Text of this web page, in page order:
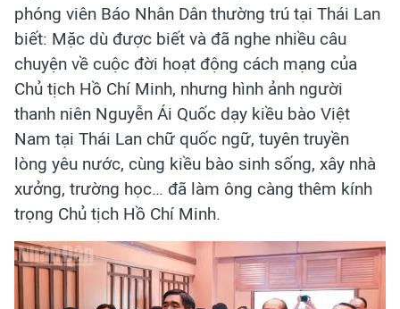
phóng viên Báo Nhân Dân thường trú tại Thái Lan
biết: Mặc dù được biết và đã nghe nhiều câu
chuyện về cuộc đời hoạt động cách mạng của
Chủ tịch Hồ Chí Minh, nhưng hình ảnh người
thanh niên Nguyễn Ái Quốc dạy kiều bào Việt
Nam tại Thái Lan chữ quốc ngữ, tuyên truyền
lòng yêu nước, cùng kiều bào sinh sống, xây nhà
xưởng, trường học… đã làm ông càng thêm kính
trọng Chủ tịch Hồ Chí Minh.